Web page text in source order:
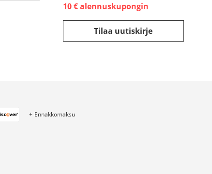
10 € alennuskupongin
Tilaa uutiskirje
Ennakkomaksu